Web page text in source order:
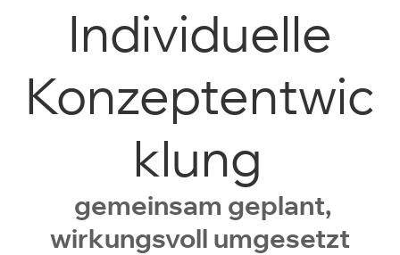
Individuelle
Konzeptentwic
klung
gemeinsam geplant,
wirkungsvoll umgesetzt